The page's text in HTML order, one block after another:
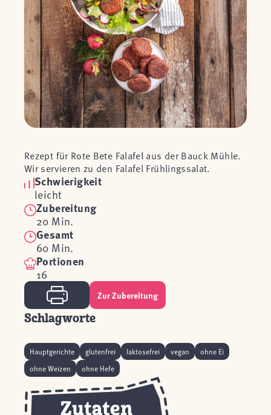
Rezept für Rote Bete Falafel aus der Bauck Mühle.
Wir servieren zu den Falafel Frühlingssalat.
Schwierigkeit
leicht
Zubereitung
20 Min.
Gesamt
60 Min.
Portionen
16
Zur Zubereitung
Schlagworte
Hauptgerichte glutenfrei laktosefrei vegan
ohne Ei
ohne Weizen
ohne Hefe